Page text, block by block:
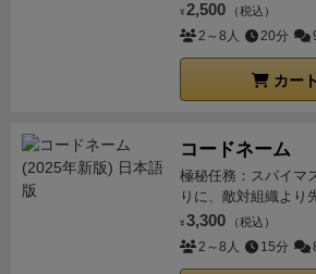
¥ 2,500 （税込）
2～8人 20分
カー
コードネーム
極秘任務：スパイマ
りに、敵対組織より
¥ 3,300 （税込）
2～8人 15分